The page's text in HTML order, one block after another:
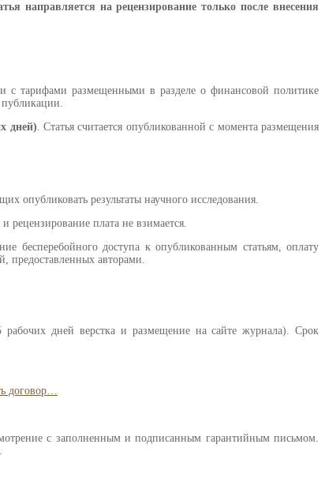
направляется на рецензирование только после внесения
с тарифами размещенными в разделе о финансовой политике
публикации.
дней). Статья считается опубликованной с момента размещения
опубликовать результаты научного исследования.
рецензирование плата не взимается.
бесперебойного доступа к опубликованным статьям, оплату
предоставленных авторами.
рабочих дней верстка и размещение на сайте журнала). Срок
договор…
с заполненным и подписанным гарантийным письмом.